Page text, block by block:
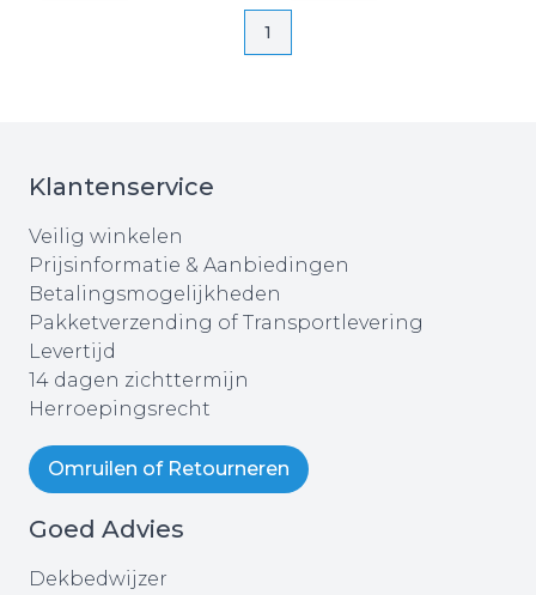
Pagina
Pagina
1
Klantenservice
Veilig winkelen
Prijsinformatie & Aanbiedingen
Betalingsmogelijkheden
Pakketverzending of Transportlevering
Levertijd
14 dagen zichttermijn
Herroepingsrecht
Omruilen of Retourneren
Goed Advies
Dekbedwijzer